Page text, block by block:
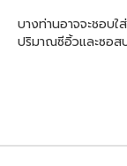
บางท่านอาจจะชอบใ
ปริมาณซีอิ้วและซอส